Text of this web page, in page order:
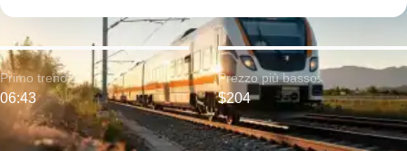
Primo treno:
06:43
Prezzo più basso:
$204